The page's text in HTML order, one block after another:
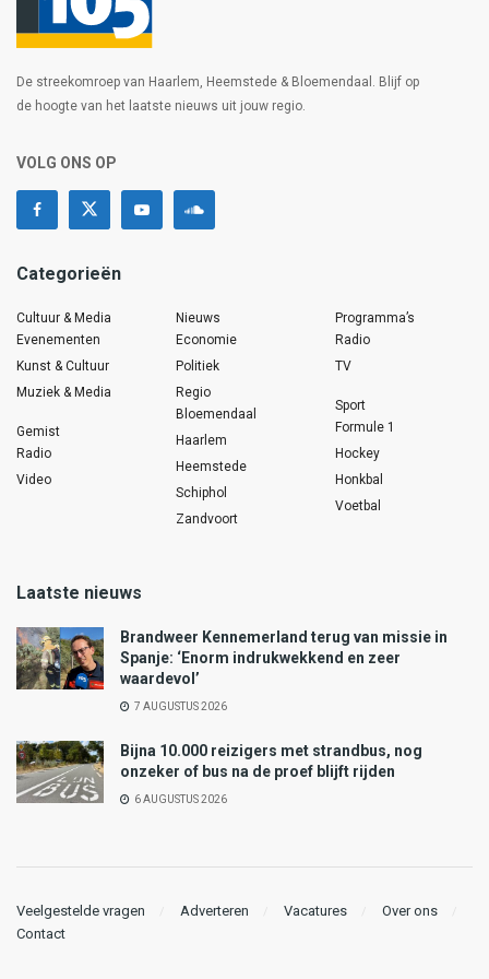
De streekomroep van Haarlem, Heemstede & Bloemendaal. Blijf op
de hoogte van het laatste nieuws uit jouw regio.
VOLG ONS OP
Categorieën
Cultuur & Media
Evenementen
Kunst & Cultuur
Muziek & Media
Gemist
Radio
Video
Nieuws
Economie
Politiek
Regio
Bloemendaal
Haarlem
Heemstede
Schiphol
Zandvoort
Programma’s
Radio
TV
Sport
Formule 1
Hockey
Honkbal
Voetbal
Laatste nieuws
Brandweer Kennemerland terug van missie in
Spanje: ‘Enorm indrukwekkend en zeer
waardevol’
7 AUGUSTUS 2026
Bijna 10.000 reizigers met strandbus, nog
onzeker of bus na de proef blijft rijden
6 AUGUSTUS 2026
Veelgestelde vragen Adverteren Vacatures
Over ons
Contact